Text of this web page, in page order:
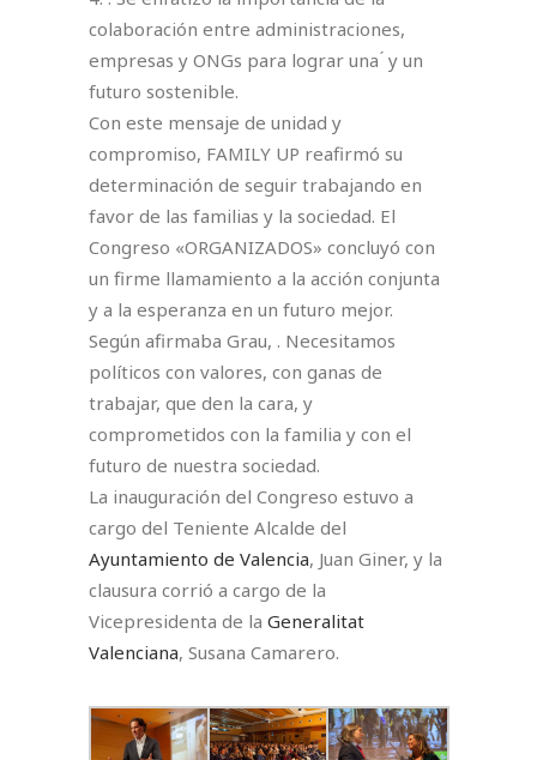
colaboración entre administraciones,
empresas y ONGs para lograr una ́ y un
futuro sostenible.⁣
Con este mensaje de unidad y
compromiso, FAMILY UP reafirmó su
determinación de seguir trabajando en
favor de las familias y la sociedad. El
Congreso «ORGANIZADOS» concluyó con
un firme llamamiento a la acción conjunta
y a la esperanza en un futuro mejor.
Según afirmaba Grau, . Necesitamos
políticos con valores, con ganas de
trabajar, que den la cara, y
comprometidos con la familia y con el
futuro de nuestra sociedad.⁣
La inauguración del Congreso estuvo a
cargo del Teniente Alcalde del
Ayuntamiento de Valencia, Juan Giner, y la
clausura corrió a cargo de la
Vicepresidenta de la Generalitat
Valenciana, Susana Camarero.